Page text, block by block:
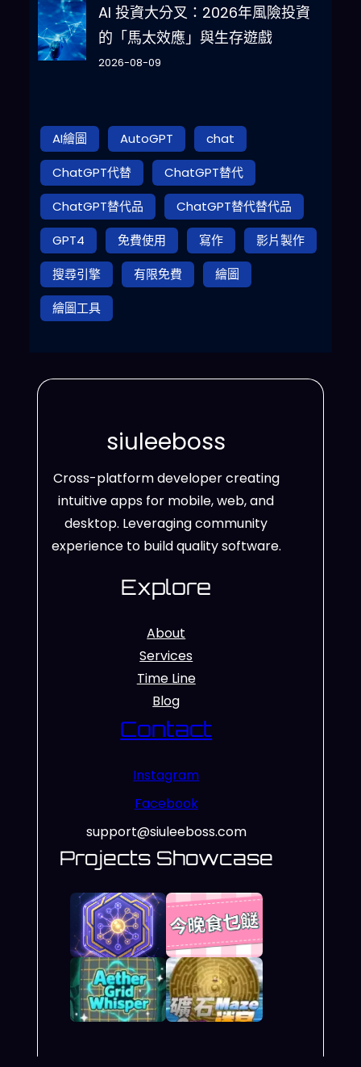
AI 投資大分叉：2026年風險投資
的「馬太效應」與生存遊戲
2026-08-09
AI繪圖 AutoGPT
chat
ChatGPT代替
ChatGPT替代
ChatGPT替代品
ChatGPT替代替代品
GPT4
免費使用 寫作
影片製作
搜尋引擎
有限免費
繪圖
繪圖工具
siuleeboss
Cross-platform developer creating
intuitive apps for mobile, web, and
desktop. Leveraging community
experience to build quality software.
Explore
About
Services
Time Line
Blog
Contact
Instagram
Facebook
support@siuleeboss.com
Projects Showcase